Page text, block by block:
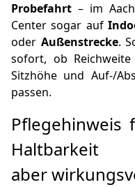
Probefahrt – im
Center sogar auf
oder Außenstrecke.
sofort, ob Reichweite
Sitzhöhe und Auf-/
passen.
Pflegehinweis
Haltbarkeit
aber